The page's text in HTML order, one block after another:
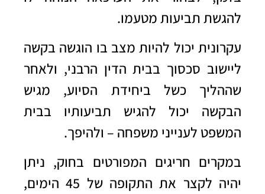
להגשת תביעות מטעמו.
עקרונית יכול להיות מצב בו הוגשה בקשה
ליישוב סכסוך בבית הדין הרבני, ולאחר
שההליך כשל ביחידת הסיוע, מגיש
הבקשה יכול להגיש תביעותיו בבית
המשפט לענייני משפחה – ולהיפך.
במקרים חריגים המפורטים בחוק, ניתן
יהיה לקצר את התקופה של 45 הימים,